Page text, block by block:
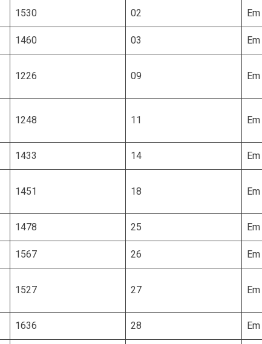
1530 02
1460 03
1226 09
1248 11
1433 14
1451 18
1478 25
1567 26
1527 27
1636 28